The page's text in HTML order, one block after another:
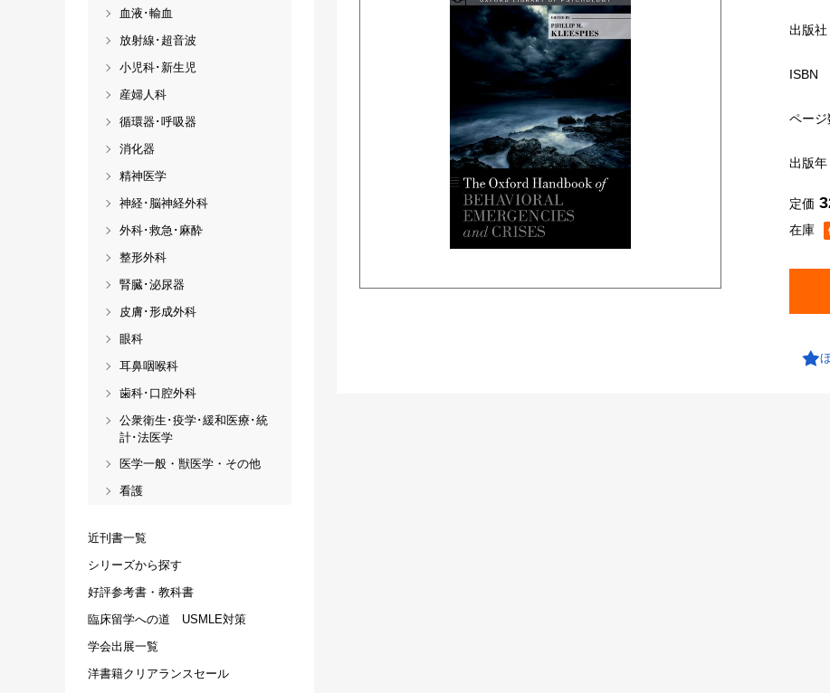
出版社
ISBN
ページ
出版年
在庫
定価
血液･輸血
放射線･超音波
小児科･新生児
産婦人科
循環器･呼吸器
消化器
精神医学
神経･脳神経外科
外科･救急･麻酔
整形外科
腎臓･泌尿器
皮膚･形成外科
眼科
耳鼻咽喉科
歯科･口腔外科
公衆衛生･疫学･緩和医療･統
計･法医学
医学一般・獣医学・その他
看護
近刊書一覧
シリーズから探す
好評参考書・教科書
臨床留学への道 USMLE対策
学会出展一覧
洋書籍クリアランスセール